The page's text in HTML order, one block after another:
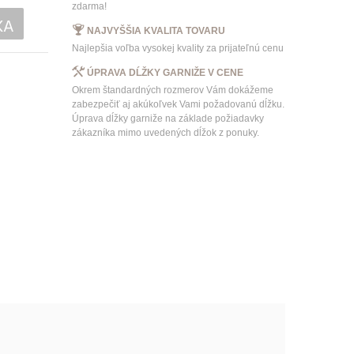
zdarma!
NAJVYŠŠIA KVALITA TOVARU
Najlepšia voľba vysokej kvality za prijateľnú cenu
ÚPRAVA DĹŽKY GARNIŽE V CENE
Okrem štandardných rozmerov Vám dokážeme
zabezpečiť aj akúkoľvek Vami požadovanú dĺžku.
Úprava dĺžky garniže na základe požiadavky
zákazníka mimo uvedených dĺžok z ponuky.